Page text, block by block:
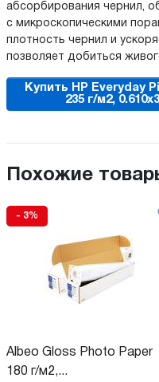
абсорбирования чернил,
с микроскопическими
плотность чернил и
позволяет добиться
Купить HP Everyday
235 г/м2,
Похожие
- 3%
Albeo Gloss Photo Paper
180 г/м2,...